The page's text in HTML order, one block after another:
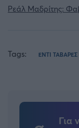
Ρεάλ Μαδρίτης:
Tags: ΕΝΤΙ ΤΑΒΑΡΕΣ
Για